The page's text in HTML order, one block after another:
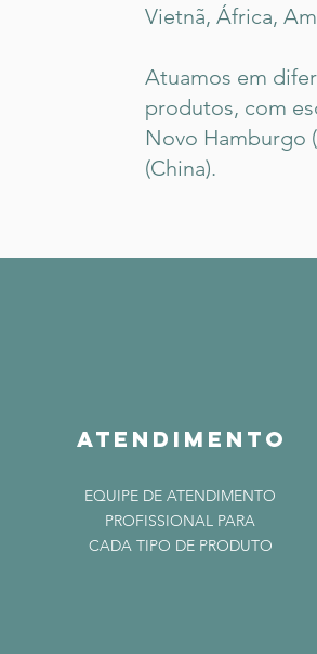
Vietnã, África,
Atuamos em
produtos, com
Novo Hamburgo
(China).
atendimento
EQUIPE DE ATENDIMENTO
PROFISSIONAL PARA
CADA TIPO DE PRODUTO